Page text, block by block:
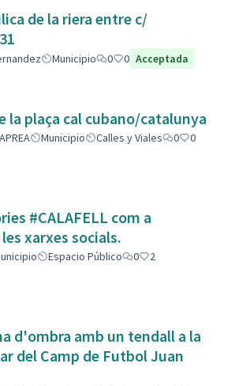
de la riera entre c/
Municipio 0 0 Acceptada
la plaça cal cubano/catalunya
Municipio Calles y Viales 0
0
#CALAFELL com a
xarxes socials.
Espacio Público 0
2
d'ombra amb un tendall a la
del Camp de Futbol Juan